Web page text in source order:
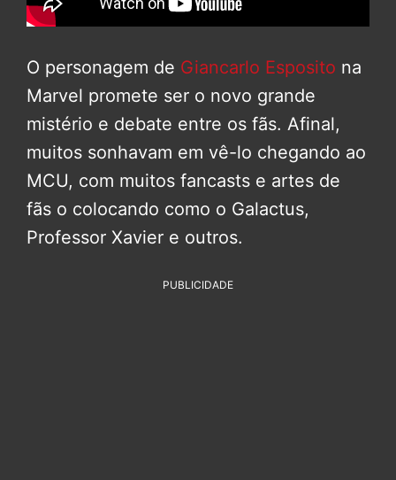
O personagem de Giancarlo Esposito na
Marvel promete ser o novo grande
mistério e debate entre os fãs. Afinal,
muitos sonhavam em vê-lo chegando ao
MCU, com muitos fancasts e artes de
fãs o colocando como o Galactus,
Professor Xavier e outros.
PUBLICIDADE